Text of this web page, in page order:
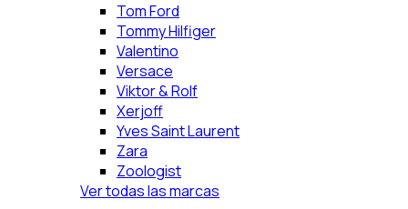
Tom Ford
Tommy Hilfiger
Valentino
Versace
Viktor & Rolf
Xerjoff
Yves Saint Laurent
Zara
Zoologist
Ver todas las marcas